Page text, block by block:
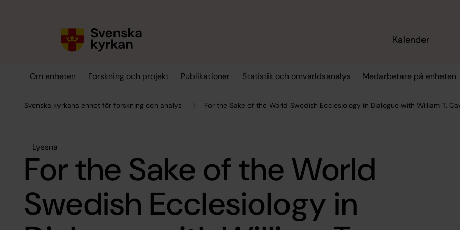
Kalender
Om enheten Forskning och projekt Publikationer Statistik och omvärldsanalys Medarbetare på enheten
Svenska kyrkans enhet för forskning och analys For the Sake of the World Swedish Ecclesiology in Dialogue with William T.
Lyssna
For the Sake of the World
Swedish Ecclesiology in